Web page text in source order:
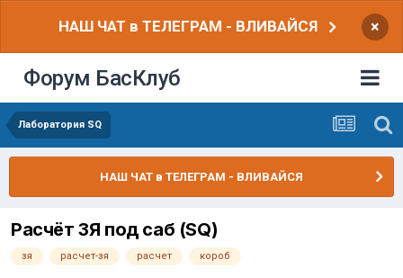
НАШ ЧАТ в ТЕЛЕГРАМ - ВЛИВАЙСЯ ×
Форум БасКлуб
Лаборатория SQ
НАШ ЧАТ в ТЕЛЕГРАМ - ВЛИВАЙСЯ
Расчёт ЗЯ под саб (SQ)
зя расчет-зя расчет короб